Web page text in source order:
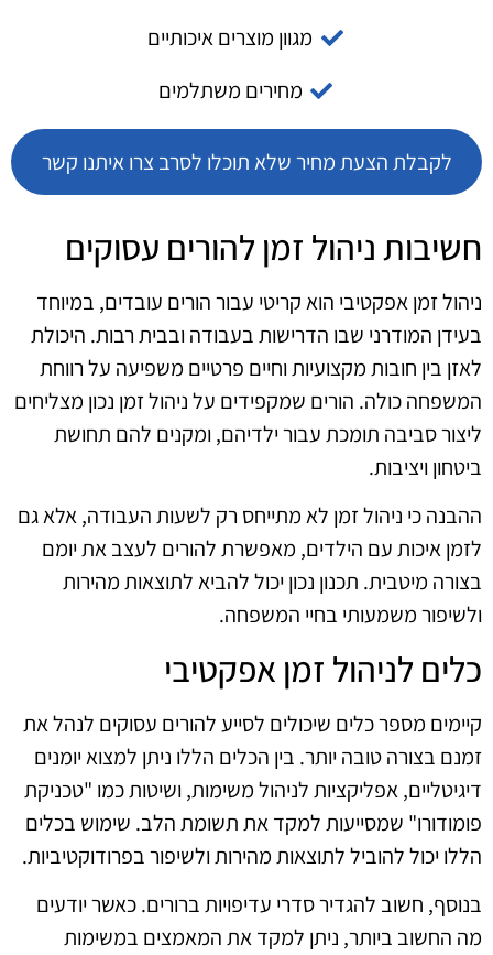
מגוון מוצרים איכותיים
מחירים משתלמים
לקבלת הצעת מחיר שלא תוכלו לסרב צרו איתנו קשר
חשיבות ניהול זמן להורים עסוקים
ניהול זמן אפקטיבי הוא קריטי עבור הורים עובדים, במיוחד
בעידן המודרני שבו הדרישות בעבודה ובבית רבות. היכולת
לאזן בין חובות מקצועיות וחיים פרטיים משפיעה על רווחת
המשפחה כולה. הורים שמקפידים על ניהול זמן נכון מצליחים
ליצור סביבה תומכת עבור ילדיהם, ומקנים להם תחושת
ביטחון ויציבות.
ההבנה כי ניהול זמן לא מתייחס רק לשעות העבודה, אלא גם
לזמן איכות עם הילדים, מאפשרת להורים לעצב את יומם
בצורה מיטבית. תכנון נכון יכול להביא לתוצאות מהירות
ולשיפור משמעותי בחיי המשפחה.
כלים לניהול זמן אפקטיבי
קיימים מספר כלים שיכולים לסייע להורים עסוקים לנהל את
זמנם בצורה טובה יותר. בין הכלים הללו ניתן למצוא יומנים
דיגיטליים, אפליקציות לניהול משימות, ושיטות כמו "טכניקת
פומודורו" שמסייעות למקד את תשומת הלב. שימוש בכלים
הללו יכול להוביל לתוצאות מהירות ולשיפור בפרודוקטיביות.
בנוסף, חשוב להגדיר סדרי עדיפויות ברורים. כאשר יודעים
מה החשוב ביותר, ניתן למקד את המאמצים במשימות